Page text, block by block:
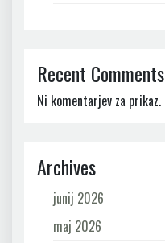
Recent Comments
Ni komentarjev za prikaz.
Archives
junij 2026
maj 2026